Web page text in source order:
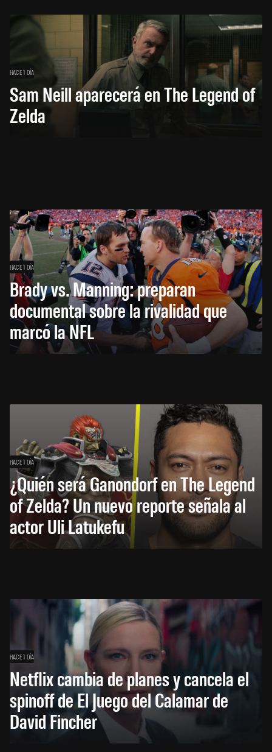
HACE 1 DÍA
Sam Neill aparecerá en The Legend of
Zelda
HACE 1 DÍA
Brady vs. Manning: preparan
documental sobre la rivalidad que
marcó la NFL
HACE 1 DÍA
¿Quién será Ganondorf en The Legend
of Zelda? Un nuevo reporte señala al
actor Uli Latukefu
HACE 1 DÍA
Netflix cambia de planes y cancela el
spinoff de El Juego del Calamar de
David Fincher